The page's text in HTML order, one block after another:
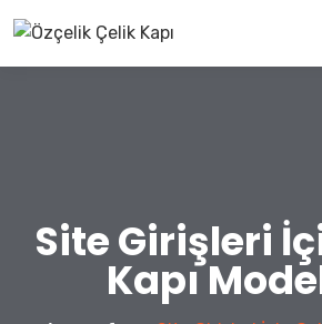
Site Girişleri
Kapı